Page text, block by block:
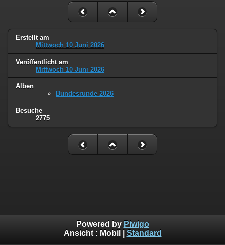
Erstellt am
Mittwoch 10 Juni 2026
Veröffentlicht am
Mittwoch 10 Juni 2026
Alben
Bundesrunde 2026
Besuche
2775
Powered by Piwigo
Ansicht : Mobil Standard